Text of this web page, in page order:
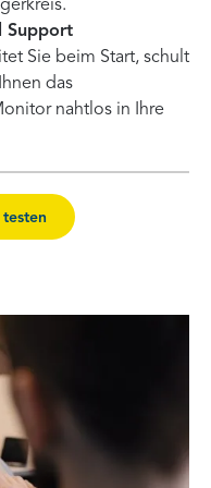
Support
Sie beim Start, schult
das
nahtlos in Ihre